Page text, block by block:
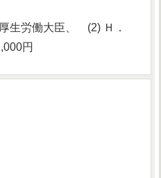
生労働大臣、 (2) Ｈ．
円